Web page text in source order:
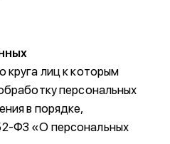
круга лиц к которым
персональных
в порядке,
ФЗ «О персональных